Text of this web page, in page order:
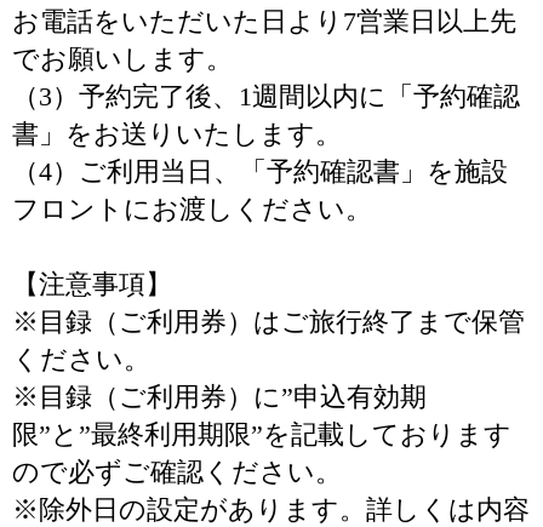
お電話をいただいた日より7営業日以上先
でお願いします。
（3）予約完了後、1週間以内に「予約確認
書」をお送りいたします。
（4）ご利用当日、「予約確認書」を施設
フロントにお渡しください。
【注意事項】
※目録（ご利用券）はご旅行終了まで保管
ください。
※目録（ご利用券）に”申込有効期
限”と”最終利用期限”を記載しております
ので必ずご確認ください。
※除外日の設定があります。詳しくは内容